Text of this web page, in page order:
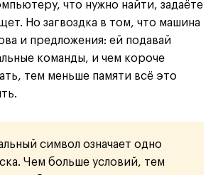
что нужно найти, задаёте
Но загвоздка в том, что машина
и предложения: ей подавай
команды, и чем короче
тем меньше памяти всё это
символ означает одно
Чем больше условий, тем